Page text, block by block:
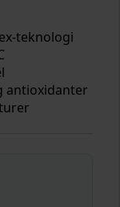
teknologi
antioxidanter